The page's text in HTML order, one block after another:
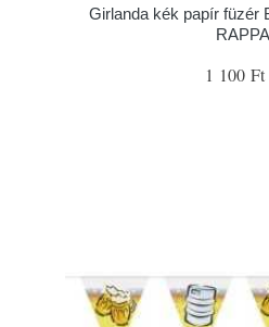
Girlanda kék papír füzér
RAPPA
1 100 Ft